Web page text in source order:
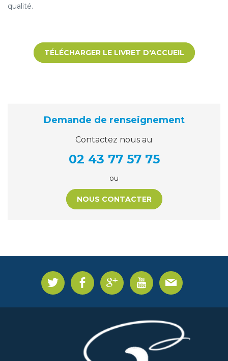
qualité.
TÉLÉCHARGER LE LIVRET D'ACCUEIL
Demande de renseignement
Contactez nous au
02 43 77 57 75
ou
NOUS CONTACTER